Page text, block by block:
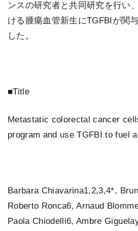
ンスの研究者と共同研究を行い
ける腫瘍血管新生にTGFBIが関
した。
■Title
Metastatic colorectal cancer
program and use TGFBI to fuel
Barbara Chiavarina1,2,3,4*,
Roberto Ronca6, Arnaud
Paola Chiodelli6, Ambre